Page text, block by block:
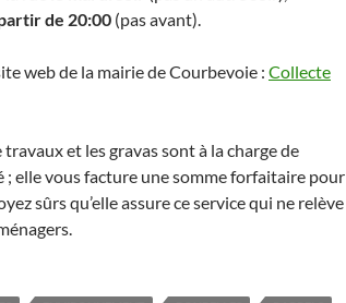
de 20:00 (pas avant).
web de la mairie de Courbevoie : Collecte
travaux et les gravas sont à la charge de
; elle vous facture une somme forfaitaire pour
sûrs qu’elle assure ce service qui ne relève